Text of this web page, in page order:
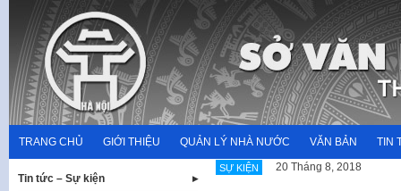
content
TRANG CHỦ GIỚI THIỆU QUẢN LÝ NHÀ NƯỚC VĂN BẢN TIN
SỰ KIỆN 20 Tháng 8, 2018
Tin tức – Sự kiện